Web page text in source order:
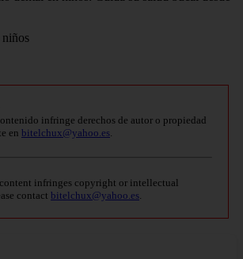
niños
infringe derechos de autor o propiedad
en bitelchux@yahoo.es
infringes copyright or intellectual
contact bitelchux@yahoo.es